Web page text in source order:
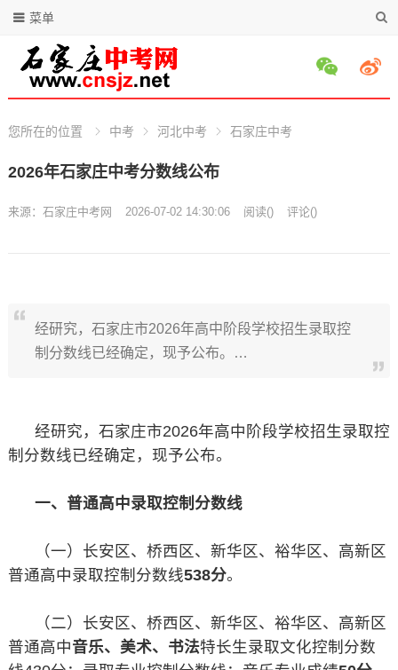
菜单
您所在的位置 中考 河北中考 石家庄中考
2026年石家庄中考分数线公布
来源： 石家庄中考网 2026-07-02 14:30:06 阅读() 评论()
经研究，石家庄市2026年高中阶段学校招生录取控
制分数线已经确定，现予公布。…
经研究，石家庄市2026年高中阶段学校招生录取控
制分数线已经确定，现予公布。
一、普通高中录取控制分数线
（一）长安区、桥西区、新华区、裕华区、高新区
普通高中录取控制分数线538分。
（二）长安区、桥西区、新华区、裕华区、高新区
普通高中音乐、美术、书法特长生录取文化控制分数